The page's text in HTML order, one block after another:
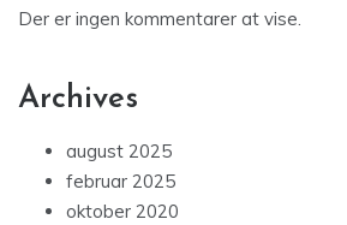
Der er ingen kommentarer at vise.
Archives
august 2025
februar 2025
oktober 2020